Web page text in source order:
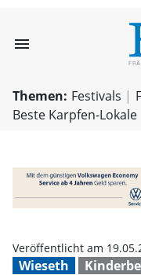
menu
Themen: Festivals
Beste Karpfen-Lokale
Wieseth
Veröffentlicht am